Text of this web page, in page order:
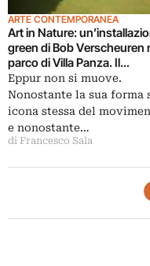
ARTE CONTEMPORANEA
Art in Nature:
green di Bob Verscheuren
parco di Villa Panza. Il
baluardo FAI rinnova la
con Arte Sella
Eppur non si muove.
Nonostante la sua forma
icona stessa del
e nonostante…
di Francesco Sala
Paginazione